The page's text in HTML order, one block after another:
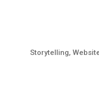
Storytelling,